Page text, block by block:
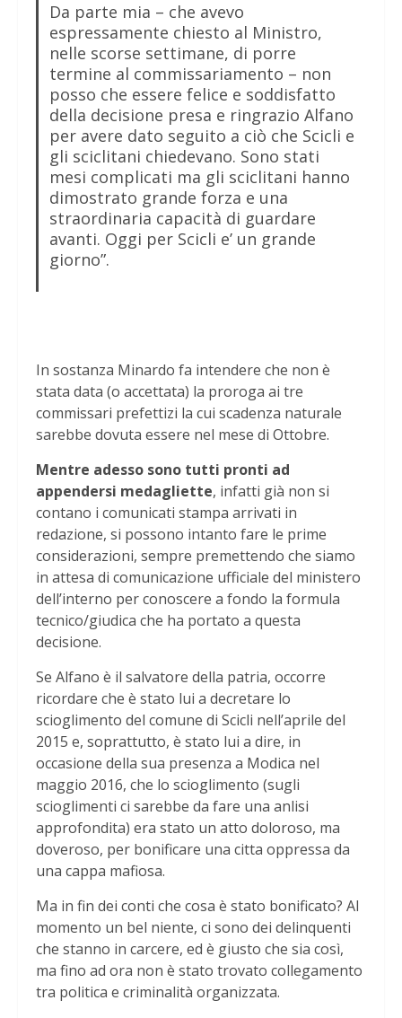
Da parte mia – che avevo
espressamente chiesto al Ministro,
nelle scorse settimane, di porre
termine al commissariamento – non
posso che essere felice e soddisfatto
della decisione presa e ringrazio Alfano
per avere dato seguito a ciò che Scicli e
gli sciclitani chiedevano. Sono stati
mesi complicati ma gli sciclitani hanno
dimostrato grande forza e una
straordinaria capacità di guardare
avanti. Oggi per Scicli e’ un grande
giorno”.
In sostanza Minardo fa intendere che non è
stata data (o accettata) la proroga ai tre
commissari prefettizi la cui scadenza naturale
sarebbe dovuta essere nel mese di Ottobre.
Mentre adesso sono tutti pronti ad
appendersi medagliette, infatti già non si
contano i comunicati stampa arrivati in
redazione, si possono intanto fare le prime
considerazioni, sempre premettendo che siamo
in attesa di comunicazione ufficiale del ministero
dell’interno per conoscere a fondo la formula
tecnico/giudica che ha portato a questa
decisione.
Se Alfano è il salvatore della patria, occorre
ricordare che è stato lui a decretare lo
scioglimento del comune di Scicli nell’aprile del
2015 e, soprattutto, è stato lui a dire, in
occasione della sua presenza a Modica nel
maggio 2016, che lo scioglimento (sugli
scioglimenti ci sarebbe da fare una anlisi
approfondita) era stato un atto doloroso, ma
doveroso, per bonificare una citta oppressa da
una cappa mafiosa.
Ma in fin dei conti che cosa è stato bonificato? Al
momento un bel niente, ci sono dei delinquenti
che stanno in carcere, ed è giusto che sia così,
ma fino ad ora non è stato trovato collegamento
tra politica e criminalità organizzata.